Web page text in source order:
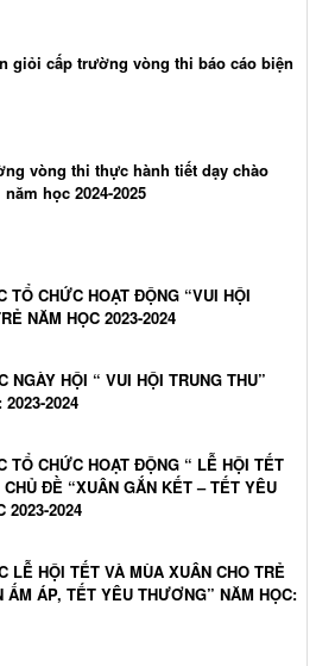
giỏi cấp trường vòng thi báo cáo biện
vòng thi thực hành tiết dạy chào
học 2024-2025
TỔ CHỨC HOẠT ĐỘNG “VUI HỘI
NĂM HỌC 2023-2024
NGÀY HỘI “ VUI HỘI TRUNG THU”
2023-2024
TỔ CHỨC HOẠT ĐỘNG “ LỄ HỘI TẾT
ĐỀ “XUÂN GẮN KẾT – TẾT YÊU
2023-2024
LỄ HỘI TẾT VÀ MÙA XUÂN CHO TRẺ
ÁP, TẾT YÊU THƯƠNG” NĂM HỌC: